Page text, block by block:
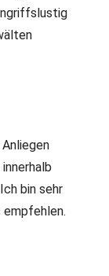
bin sehr
empfehlen.